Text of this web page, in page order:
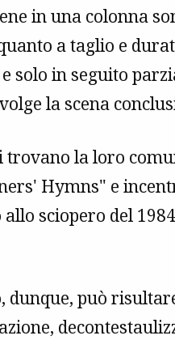
in una colonna
a taglio e
solo in seguito
la scena
trovano la loro
Hymns" e
sciopero del
dunque, può